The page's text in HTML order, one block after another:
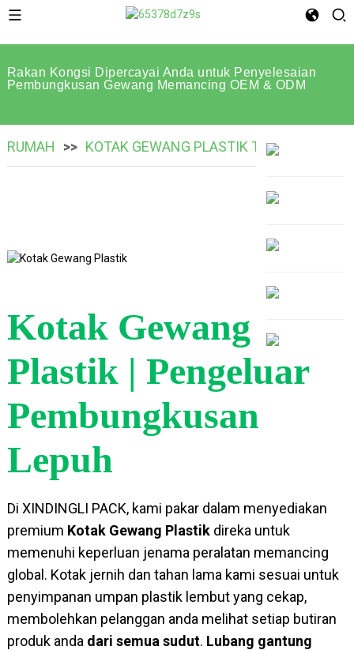
Rakan Kongsi Dipercayai Anda untuk Penyelesaian
Pembungkusan Gewang Memancing OEM & ODM
RUMAH KOTAK GEWANG PLASTIK TERSUAI
Kotak Gewang
Plastik | Pengeluar
Pembungkusan
Lepuh
Di XINDINGLI PACK, kami pakar dalam menyediakan
premium Kotak Gewang Plastikdireka untuk
memenuhi keperluan jenama peralatan memancing
global. Kotak jernih dan tahan lama kami sesuai untuk
penyimpanan umpan plastik lembut yang cekap,
membolehkan pelanggan anda melihat setiap butiran
produk anda dari semua sudut. Lubang gantung